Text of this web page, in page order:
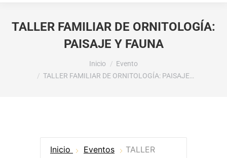
TALLER FAMILIAR DE ORNITOLOGÍA:
PAISAJE Y FAUNA
Inicio
Evento
TALLER FAMILIAR DE ORNITOLOGÍA: PAISAJE…
Inicio Eventos
TALLER